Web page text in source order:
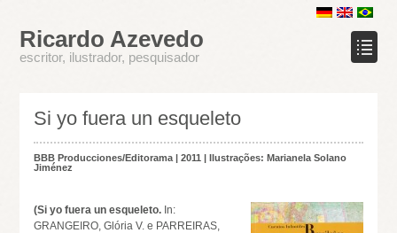
Ricardo Azevedo
escritor, ilustrador, pesquisador
Si yo fuera un esqueleto
BBB Producciones/Editorama | 2011 | Ilustrações: Marianela Solano
Jiménez
(Si yo fuera un esqueleto. In:
GRANGEIRO, Glória V. e PARREIRAS,